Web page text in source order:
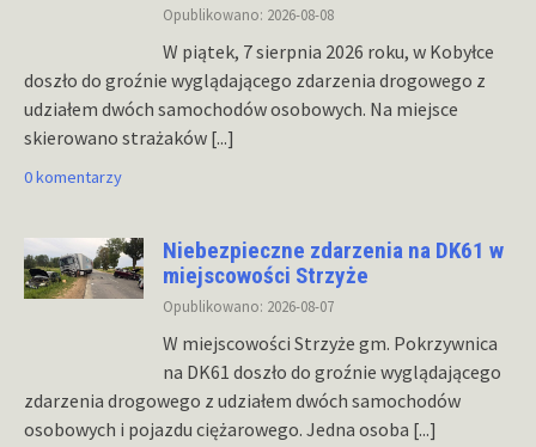
Opublikowano: 2026-08-08
W piątek, 7 sierpnia 2026 roku, w Kobyłce
doszło do groźnie wyglądającego zdarzenia drogowego z
udziałem dwóch samochodów osobowych. Na miejsce
skierowano strażaków [...]
0 komentarzy
Niebezpieczne zdarzenia na DK61 w
miejscowości Strzyże
Opublikowano: 2026-08-07
W miejscowości Strzyże gm. Pokrzywnica
na DK61 doszło do groźnie wyglądającego
zdarzenia drogowego z udziałem dwóch samochodów
osobowych i pojazdu ciężarowego. Jedna osoba [...]